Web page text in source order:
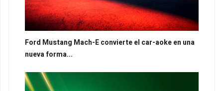
Ford Mustang Mach-E convierte el car-aoke en una
nueva forma...